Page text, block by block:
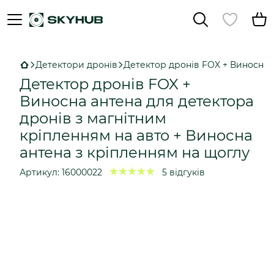
Детектори дронів Детектор дронів FOX + Виносна
Детектор дронів FOX +
Виносна антена для детектора
дронів з магнітним
кріпленням на авто + Виносна
антена з кріпленням на щоглу
Артикул: 16000022 5 відгуків